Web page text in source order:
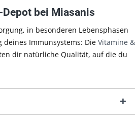
bei Miasanis
in besonderen Lebensphasen
Immunsystems: Die Vitamine &
dir natürliche Qualität, auf die du